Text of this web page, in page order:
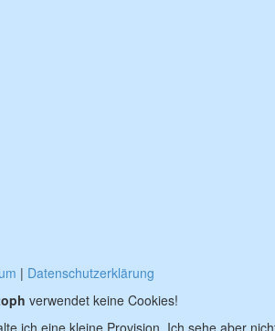
| Datenschutzerklärung
verwendet keine Cookies!
ich eine kleine Provision. Ich sehe aber